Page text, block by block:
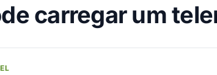
carregar um